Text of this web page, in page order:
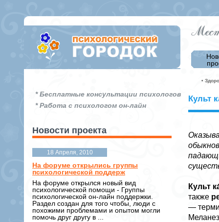
* Бесплатные консультации психологов
* Работа с психологом он-лайн
Новости проекта
18 Апреля, 2010
На форуме открылись группы
психологической поддерж
На форуме открылся новый вид
психологической помощи - Группы
психологической он-лайн поддержки.
Раздел создан для того чтобы, люди с
похожими проблемами и опытом могли
помочь друг другу в ...
•
Культ
Культ
также
—